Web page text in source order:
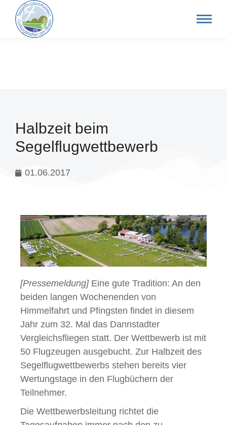
Halbzeit beim
Segelflugwettbewerb
01.06.2017
[Pressemeldung]Eine gute Tradition: An den
beiden langen Wochenenden von
Himmelfahrt und Pfingsten findet in diesem
Jahr zum 32. Mal das Dannstadter
Vergleichsfliegen statt. Der Wettbewerb ist mit
50 Flugzeugen ausgebucht. Zur Halbzeit des
Segelflugwettbewerbs stehen bereits vier
Wertungstage in den Flugbüchern der
Teilnehmer.
Die Wettbewerbsleitung richtet die